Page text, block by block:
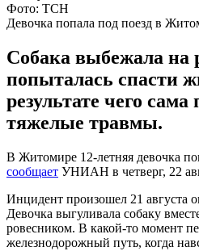
Фото: ТСН
Девочка попала под поезд в
Собака выбежала на
попыталась спасти
результате чего сама
тяжелые травмы.
В Житомире 12-летняя девочка
сообщает УНИАН в четверг, 22
Инцидент произошел 21 августа
Девочка выгуливала собаку
ровесником. В какой-то момент
железнодорожный путь, когда